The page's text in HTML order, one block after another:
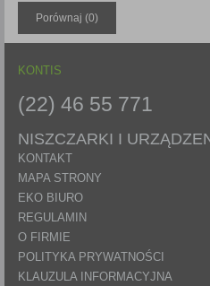
Porównaj (0)
KONTIS
(22) 46 55 771
NISZCZARKI I
KONTAKT
MAPA STRONY
EKO BIURO
REGULAMIN
O FIRMIE
POLITYKA PRYWATNOŚCI
KLAUZULA INFORMACYJNA